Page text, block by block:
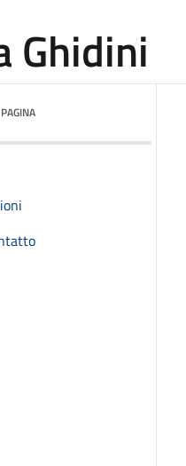
Ghidini